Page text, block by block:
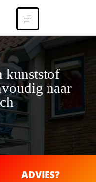
kunststof
naar
ADVIES?